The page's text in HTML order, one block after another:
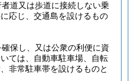
道又は歩道に接続しない乗
応じ、交通島を設けるもの
保し、又は公衆の利便に資
ては、自動車駐車場、自転
非常駐車帯を設けるものと